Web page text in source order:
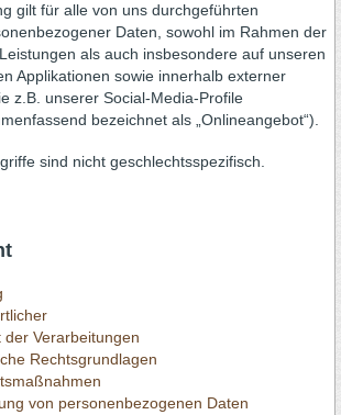
gilt für alle von uns durchgeführten
Daten, sowohl im Rahmen der
als auch insbesondere auf unseren
Applikationen sowie innerhalb externer
z.B. unserer Social-Media-Profile
bezeichnet als „Onlineangebot“).
sind nicht geschlechtsspezifisch.
der Verarbeitungen
Rechtsgrundlagen
von personenbezogenen Daten